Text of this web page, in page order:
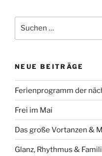
nach:
NEUE BEITRÄGE
Ferienprogramm der
Frei im Mai
Das große Vortanzen &
Glanz, Rhythmus &